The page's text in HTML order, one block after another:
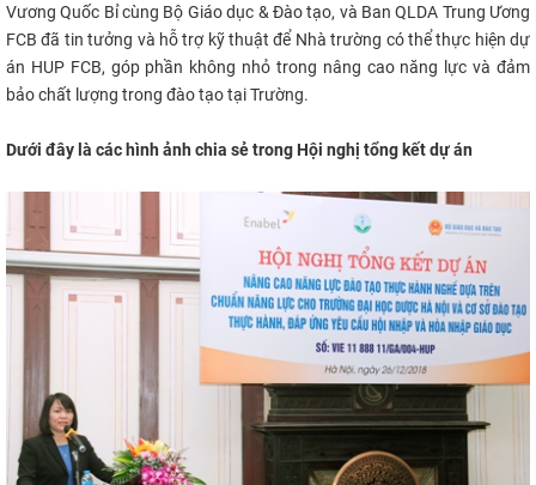
Vương Quốc Bỉ cùng Bộ Giáo dục & Đào tạo, và Ban QLDA Trung Ương
FCB đã tin tưởng và hỗ trợ kỹ thuật để Nhà trường có thể thực hiện dự
án HUP FCB, góp phần không nhỏ trong nâng cao năng lực và đảm
bảo chất lượng trong đào tạo tại Trường.
Dưới đây là các hình ảnh chia sẻ trong Hội nghị tổng kết dự án